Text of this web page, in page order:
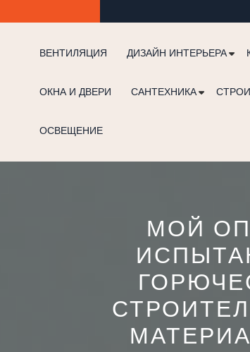
ВЕНТИЛЯЦИЯ ДИЗАЙН ИНТЕРЬЕРА
ОКНА И ДВЕРИ САНТЕХНИКА
ОСВЕЩЕНИЕ
МОЙ